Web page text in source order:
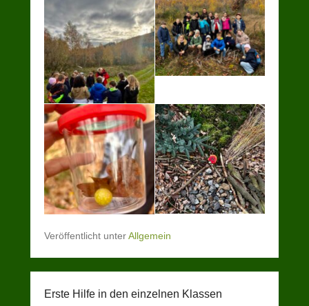
Veröffentlicht unterAllgemein
Erste Hilfe in den einzelnen Klassen